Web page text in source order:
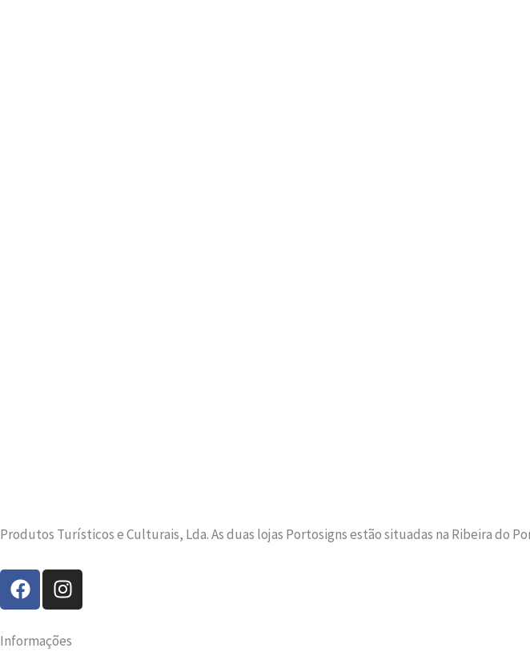
Produtos Turísticos e Culturais, Lda. As duas lojas Portosigns estão situadas na Ribeira do
F
a
c
e
I
n
s
t
Informações